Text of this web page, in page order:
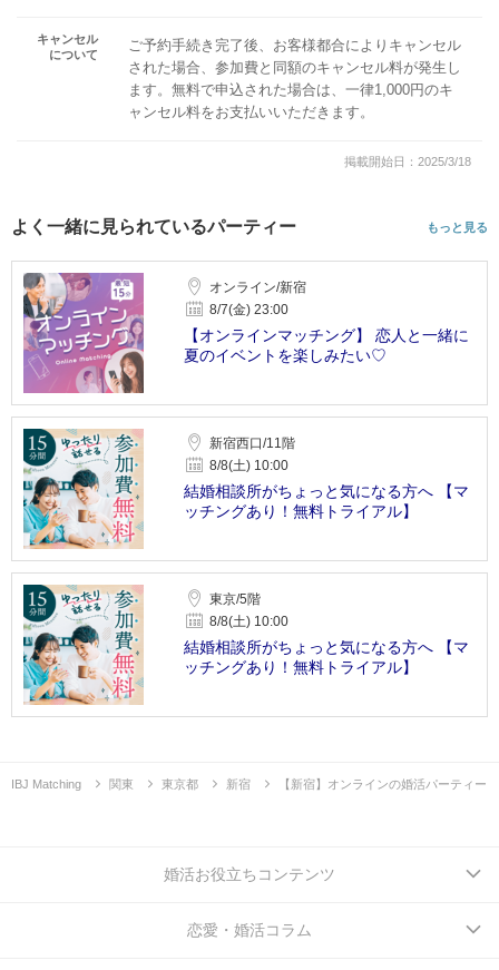
キャンセル
について
ご予約手続き完了後、お客様都合によりキャンセル
された場合、参加費と同額のキャンセル料が発生し
ます。無料で申込された場合は、一律1,000円のキ
ャンセル料をお支払いいただきます。
掲載開始日：2025/3/18
よく一緒に見られているパーティー もっと見る
オンライン/新宿
8/7(金) 23:00
【オンラインマッチング】 恋人と一緒に
夏のイベントを楽しみたい♡
新宿西口/11階
8/8(土) 10:00
結婚相談所がちょっと気になる方へ 【マ
ッチングあり！無料トライアル】
東京/5階
8/8(土) 10:00
結婚相談所がちょっと気になる方へ 【マ
ッチングあり！無料トライアル】
IBJ Matching 関東 東京都 新宿 【新宿】オンラインの婚活パーティー
婚活お役立ちコンテンツ
恋愛・婚活コラム